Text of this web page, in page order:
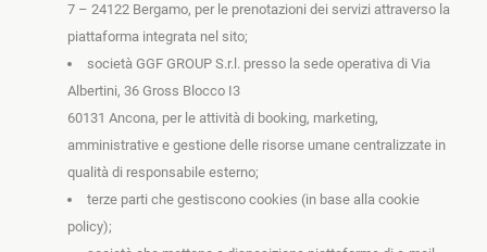
7 – 24122 Bergamo, per le prenotazioni dei servizi attraverso la
piattaforma integrata nel sito;
società GGF GROUP S.r.l. presso la sede operativa di Via
Albertini, 36 Gross Blocco I3
60131 Ancona, per le attività di booking, marketing,
amministrative e gestione delle risorse umane centralizzate in
qualità di responsabile esterno;
terze parti che gestiscono cookies (in base alla cookie
policy);